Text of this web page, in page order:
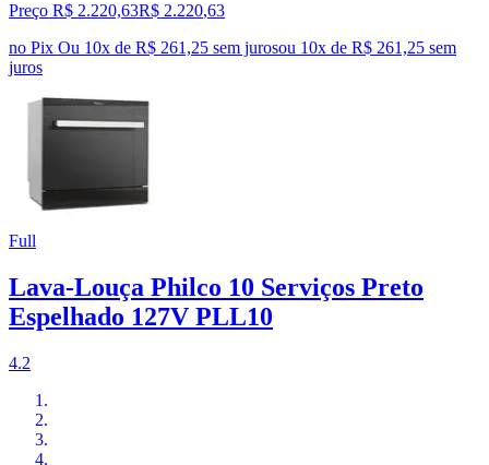
Preço R$ 2.220,63R$ 2.220,63
no Pix Ou 10x de R$ 261,25 sem jurosou 10x de R$ 261,25 sem
juros
Full
Lava-Louça Philco 10 Serviços Preto
Espelhado 127V PLL10
4.2